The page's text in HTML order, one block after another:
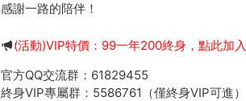
們 服務支持
感謝一路的陪伴！
(活動)VIP特價：99一年200終身，點此加入
官方QQ交流群：61829455
終身VIP專屬群：5586761（僅終身VIP可進）